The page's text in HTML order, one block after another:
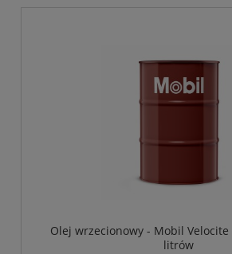
Olej wrzecionowy - Mobil Velocite
litrów